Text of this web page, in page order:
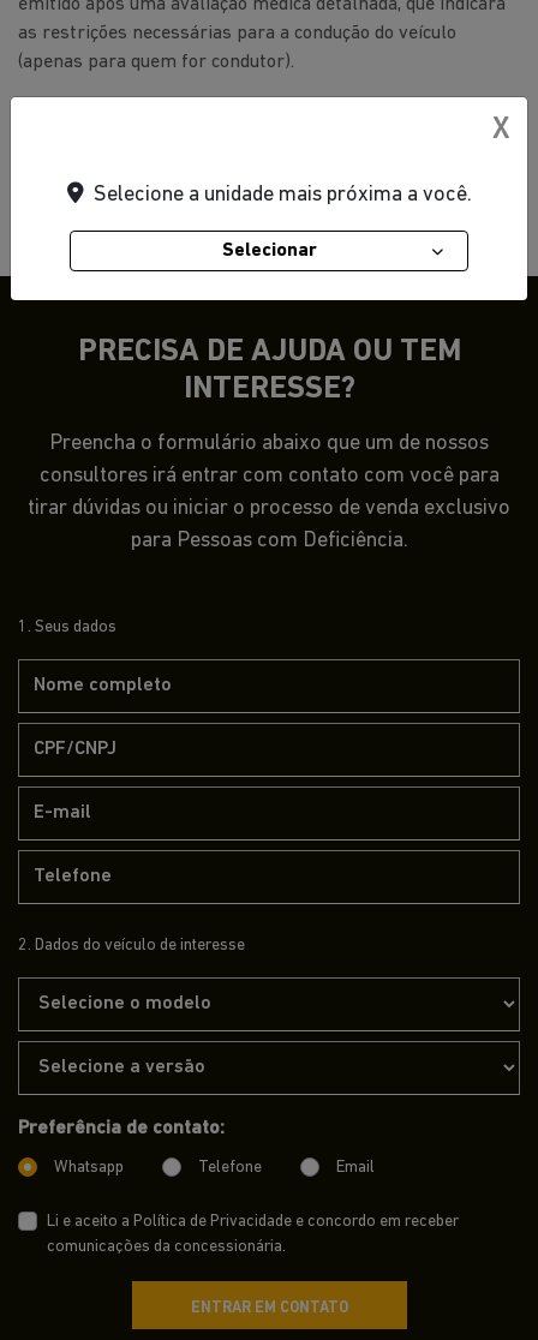
emitido após uma avaliação médica detalhada, que indicará
as restrições necessárias para a condução do veículo
(apenas para quem for condutor).
PRECISA DE AJUDA OU TEM
INTERESSE?
Preencha o formulário abaixo que um de nossos
consultores irá entrar com contato com você para
tirar dúvidas ou iniciar o processo de venda exclusivo
para Pessoas com Deficiência.
1. Seus dados
2. Dados do veículo de interesse
Preferência de contato:
Whatsapp Telefone Email
Li e aceito a Política de Privacidade e concordo em receber
comunicações da concessionária.
ENTRAR EM CONTATO
X
Selecione a unidade mais próxima a você.
Selecionar